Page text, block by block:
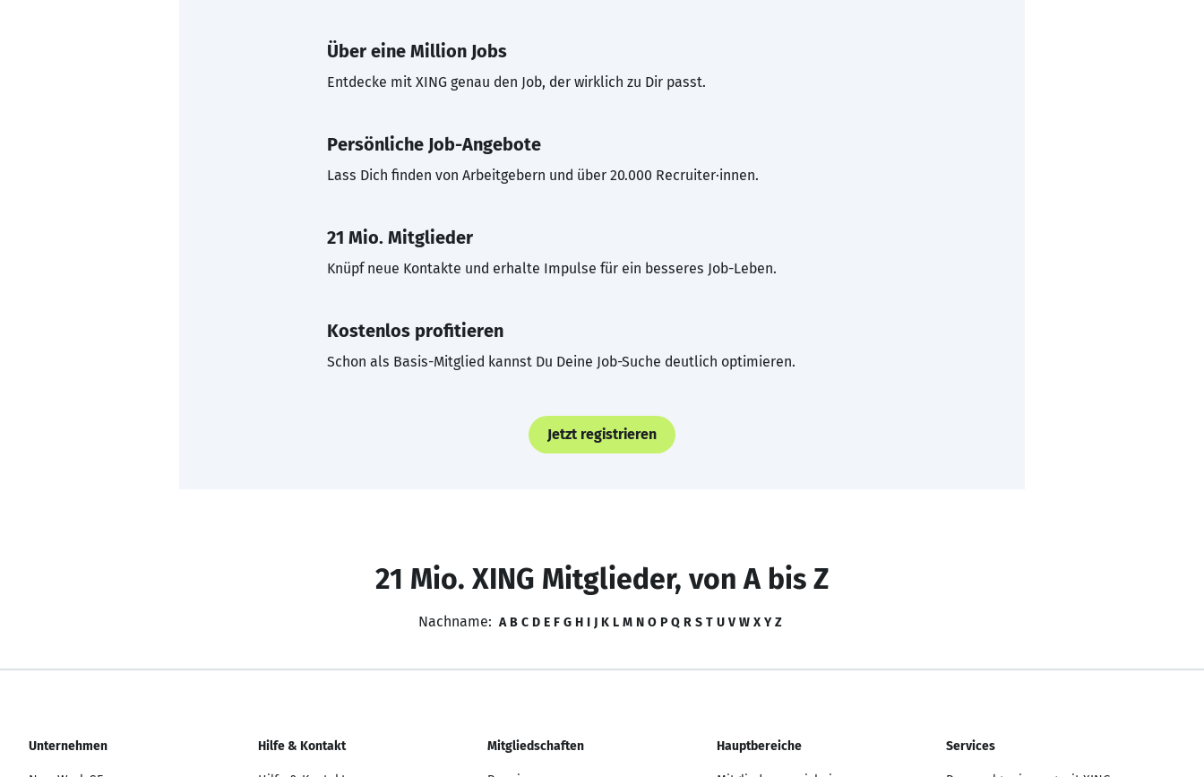
Über eine Million Jobs
Entdecke mit XING genau den Job, der wirklich zu Dir passt.
Persönliche Job-Angebote
Lass Dich finden von Arbeitgebern und über 20.000 Recruiter·innen.
21 Mio. Mitglieder
Knüpf neue Kontakte und erhalte Impulse für ein besseres Job-Leben.
Kostenlos profitieren
Schon als Basis-Mitglied kannst Du Deine Job-Suche deutlich optimieren.
Jetzt registrieren
21 Mio. XING Mitglieder, von A bis Z
Nachname: A B C D E F G H I J K L M N O P Q R S T U V W X Y Z
Unternehmen Hilfe & Kontakt Mitgliedschaften Hauptbereiche Services